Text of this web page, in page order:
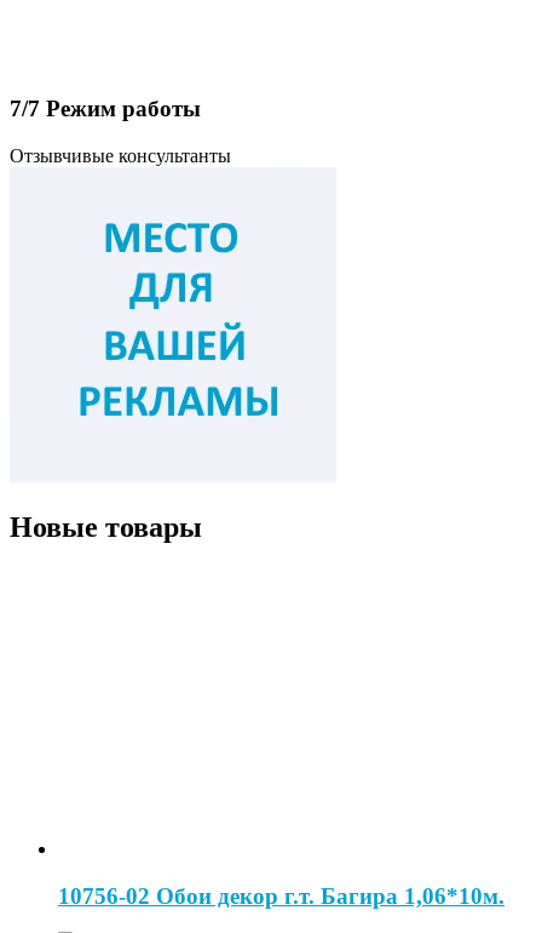
7/7 Режим работы
Отзывчивые консультанты
Новые товары
10756-02 Обои декор г.т. Багира 1,06*10м.